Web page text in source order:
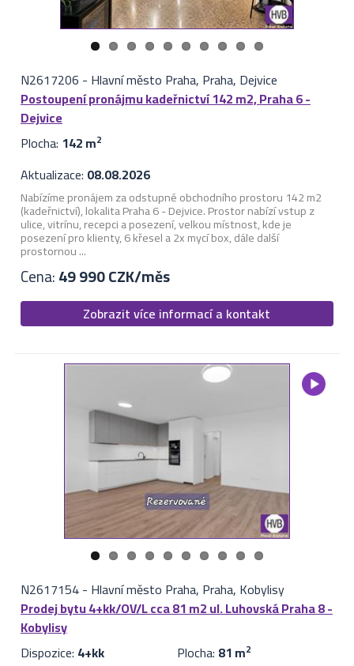
N2617206 - Hlavní město Praha, Praha, Dejvice
Postoupení pronájmu kadeřnictví 142 m2, Praha 6 -
Dejvice
Plocha: 142 m2
Aktualizace: 08.08.2026
Nabízíme pronájem za odstupné obchodního prostoru 142 m2
(kadeřnictví), lokalita Praha 6 - Dejvice. Prostor nabízí vstup z
ulice, vitrínu, recepci a posezení, velkou místnost, kde je
posezení pro klienty, 6 křesel a 2x mycí box, dále další
prostornou ...
Cena:49 990 CZK/měs
Zobrazit více informací a kontakt
N2617154- Hlavní město Praha, Praha, Kobylisy
Prodej bytu 4+kk/OV/L cca 81 m2 ul. Luhovská Praha 8 -
Kobylisy
Dispozice: 4+kk Plocha: 81 m2